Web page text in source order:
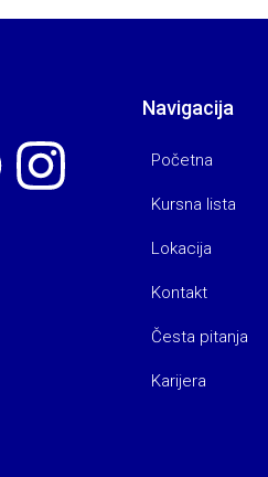
Navigacija
Početna
Kursna lista
Lokacija
Kontakt
Česta pitanja
Karijera